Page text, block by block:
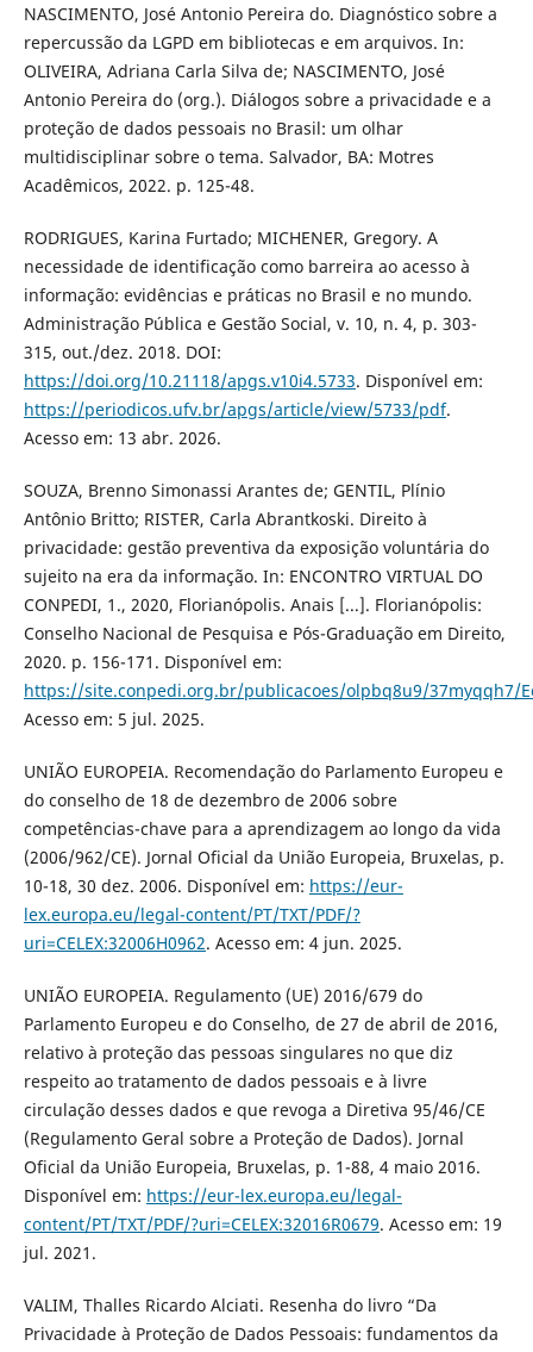
NASCIMENTO, José Antonio Pereira do. Diagnóstico sobre a
repercussão da LGPD em bibliotecas e em arquivos. In:
OLIVEIRA, Adriana Carla Silva de; NASCIMENTO, José
Antonio Pereira do (org.). Diálogos sobre a privacidade e a
proteção de dados pessoais no Brasil: um olhar
multidisciplinar sobre o tema. Salvador, BA: Motres
Acadêmicos, 2022. p. 125-48.
RODRIGUES, Karina Furtado; MICHENER, Gregory. A
necessidade de identificação como barreira ao acesso à
informação: evidências e práticas no Brasil e no mundo.
Administração Pública e Gestão Social, v. 10, n. 4, p. 303-
315, out./dez. 2018. DOI:
https://doi.org/10.21118/apgs.v10i4.5733. Disponível em:
https://periodicos.ufv.br/apgs/article/view/5733/pdf.
Acesso em: 13 abr. 2026.
SOUZA, Brenno Simonassi Arantes de; GENTIL, Plínio
Antônio Britto; RISTER, Carla Abrantkoski. Direito à
privacidade: gestão preventiva da exposição voluntária do
sujeito na era da informação. In: ENCONTRO VIRTUAL DO
CONPEDI, 1., 2020, Florianópolis. Anais [...]. Florianópolis:
Conselho Nacional de Pesquisa e Pós-Graduação em Direito,
2020. p. 156-171. Disponível em:
https://site.conpedi.org.br/publicacoes/olpbq8u9/37myqqh7/
Acesso em: 5 jul. 2025.
UNIÃO EUROPEIA. Recomendação do Parlamento Europeu e
do conselho de 18 de dezembro de 2006 sobre
competências-chave para a aprendizagem ao longo da vida
(2006/962/CE). Jornal Oficial da União Europeia, Bruxelas, p.
10-18, 30 dez. 2006. Disponível em: https://eur-
lex.europa.eu/legal-content/PT/TXT/PDF/?
uri=CELEX:32006H0962. Acesso em: 4 jun. 2025.
UNIÃO EUROPEIA. Regulamento (UE) 2016/679 do
Parlamento Europeu e do Conselho, de 27 de abril de 2016,
relativo à proteção das pessoas singulares no que diz
respeito ao tratamento de dados pessoais e à livre
circulação desses dados e que revoga a Diretiva 95/46/CE
(Regulamento Geral sobre a Proteção de Dados). Jornal
Oficial da União Europeia, Bruxelas, p. 1-88, 4 maio 2016.
Disponível em: https://eur-lex.europa.eu/legal-
content/PT/TXT/PDF/?uri=CELEX:32016R0679. Acesso em: 19
jul. 2021.
VALIM, Thalles Ricardo Alciati. Resenha do livro “Da
Privacidade à Proteção de Dados Pessoais: fundamentos da